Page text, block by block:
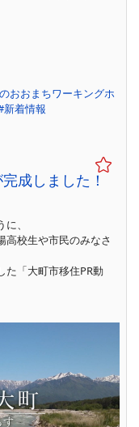
おおまちワーキングホ
新着情報
成しました！
、
高校生や市民のみなさ
た「大町市移住PR動